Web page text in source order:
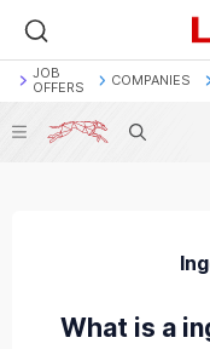
JOB
OFFERS
COMPANIES
Search
What is a